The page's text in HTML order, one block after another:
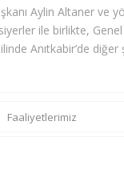
Aylin Altaner ve
ile birlikte,
Anıtkabir’de
Faaliyetlerimiz